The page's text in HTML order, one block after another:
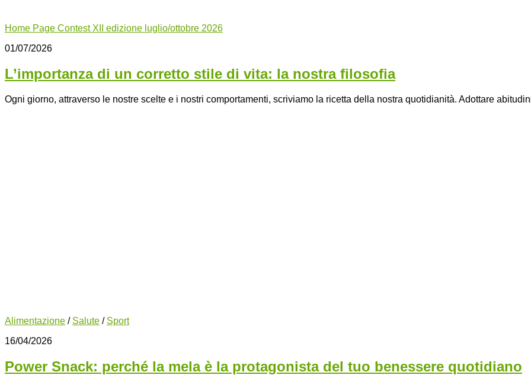
Home Page Contest XII edizione luglio/ottobre 2026
01/07/2026
L’importanza di un corretto stile di vita: la nostra filosofia
Ogni giorno, attraverso le nostre scelte e i nostri comportamenti, scriviamo la ricetta della nostra quotidianità. Adottare
Alimentazione / Salute / Sport
16/04/2026
Power Snack: perché la mela è la protagonista del tuo benessere quotidiano